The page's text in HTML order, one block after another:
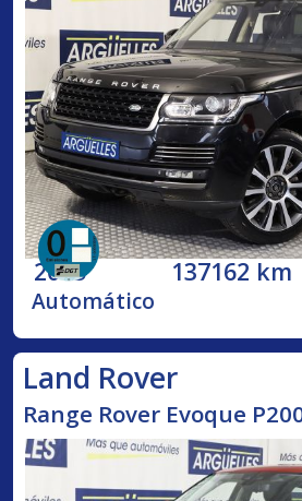
2015 137162 km
Automático
Land Rover
Range Rover Evoque